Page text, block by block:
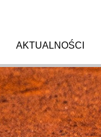
AKTUALNOŚCI